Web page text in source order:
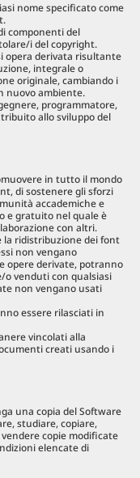
nome specificato come
componenti del
i del copyright.
opera derivata risultante
integrale o
originale, cambiando i
nuovo ambiente.
programmatore,
allo sviluppo del
in tutto il mondo
di sostenere gli sforzi
accademiche e
e gratuito nel quale è
con altri.
la ridistribuzione dei font
non vengano
opere derivate, potranno
venduti con qualsiasi
non vengano usati
essere rilasciati in
vincolati alla
creati usando i
una copia del Software
studiare, copiare,
copie modificate
elencate di